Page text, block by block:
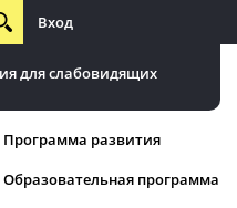
Вход
для слабовидящих
Программа развития
Образовательная программа